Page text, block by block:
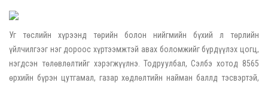
Уг төслийн хүрээнд төрийн болон нийгмийн бүхий л төрлийн
үйлчилгээг нэг дороос хүртээмжтэй авах боломжийг бүрдүүлэх цогц,
нэгдсэн төлөвлөлтийг хэрэгжүүлнэ. Тодруулбал, Сэлбэ хотод 8565
өрхийн бүрэн цутгамал, газар хөдлөлтийн найман баллд тэсвэртэй,